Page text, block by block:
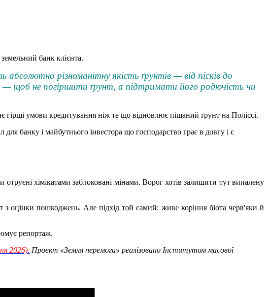
банк клієнта.
різноманітну якість ґрунтів — від пісків до
— щоб не погіршити ґрунт, а підтримати його родючість чи
умови кредитування ніж те що відновлює піщаний ґрунт на Поліссі.
банку і майбутнього інвестора що господарство грає в довгу і є
хімікатами заблоковані мінами. Ворог хотів залишити тут випалену
оцінки пошкоджень. Але підхід той самий: живе коріння біота черв'яки й
репортаж.
2026). Проєкт «Земля перемоги» реалізовано Інститутом масової